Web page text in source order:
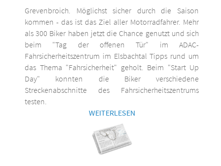
Grevenbroich. Möglichst sicher durch die Saison
kommen - das ist das Ziel aller Motorradfahrer. Mehr
als 300 Biker haben jetzt die Chance genutzt und sich
beim "Tag der offenen Tür" im ADAC-
Fahrsicherheitszentrum im Elsbachtal Tipps rund um
das Thema "Fahrsicherheit" geholt. Beim "Start Up
Day" konnten die Biker verschiedene
Streckenabschnitte des Fahrsicherheitszentrums
testen.
WEITERLESEN